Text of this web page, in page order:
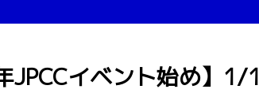
JPCCイベント始め】